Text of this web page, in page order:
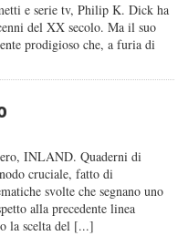
e serie tv, Philip K. Dick ha
del XX secolo. Ma il suo
prodigioso che, a furia di
INLAND. Quaderni di
cruciale, fatto di
svolte che segnano uno
alla precedente linea
la scelta del [...]